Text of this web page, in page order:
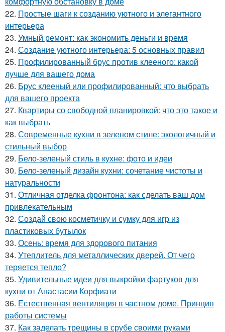
22. Простые шаги к созданию уютного и элегантного
интерьера
23. Умный ремонт: как экономить деньги и время
24. Создание уютного интерьера: 5 основных правил
25. Профилированный брус против клееного: какой
лучше для вашего дома
26. Брус клееный или профилированный: что выбрать
для вашего проекта
27. Квартиры со свободной планировкой: что это такое и
как выбрать
28. Современные кухни в зеленом стиле: экологичный и
стильный выбор
29. Бело-зеленый стиль в кухне: фото и идеи
30. Бело-зеленый дизайн кухни: сочетание чистоты и
натуральности
31. Отличная отделка фронтона: как сделать ваш дом
привлекательным
32. Создай свою косметичку и сумку для игр из
пластиковых бутылок
33. Осень: время для здорового питания
34. Утеплитель для металлических дверей. От чего
теряется тепло?
35. Удивительные идеи для выкройки фартуков для
кухни от Анастасии Корфиати
36. Естественная вентиляция в частном доме. Принцип
работы системы
37. Как заделать трещины в срубе своими руками